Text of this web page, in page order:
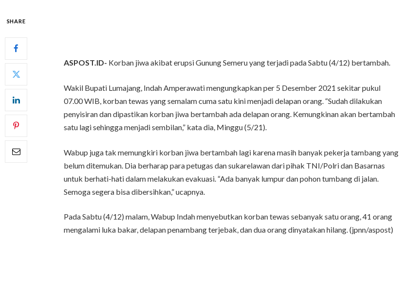
SHARE
ASPOST.ID- Korban jiwa akibat erupsi Gunung Semeru yang terjadi pada Sabtu (4/12) bertambah.
Wakil Bupati Lumajang, Indah Amperawati mengungkapkan per 5 Desember 2021 sekitar pukul
07.00 WIB, korban tewas yang semalam cuma satu kini menjadi delapan orang. “Sudah dilakukan
penyisiran dan dipastikan korban jiwa bertambah ada delapan orang. Kemungkinan akan bertambah
satu lagi sehingga menjadi sembilan,” kata dia, Minggu (5/21).
Wabup juga tak memungkiri korban jiwa bertambah lagi karena masih banyak pekerja tambang yang
belum ditemukan. Dia berharap para petugas dan sukarelawan dari pihak TNI/Polri dan Basarnas
untuk berhati-hati dalam melakukan evakuasi. “Ada banyak lumpur dan pohon tumbang di jalan.
Semoga segera bisa dibersihkan,” ucapnya.
Pada Sabtu (4/12) malam, Wabup Indah menyebutkan korban tewas sebanyak satu orang, 41 orang
mengalami luka bakar, delapan penambang terjebak, dan dua orang dinyatakan hilang. (jpnn/aspost)